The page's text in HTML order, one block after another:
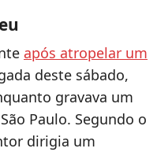
após atropelar um
deste sábado,
gravava um
Paulo. Segundo o
dirigia um